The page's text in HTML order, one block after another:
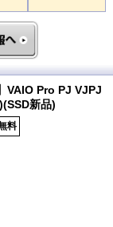
VAIO Pro PJ VJPJ
新品)
料